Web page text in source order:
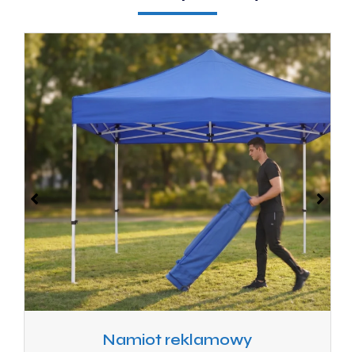
Namiot reklamowy